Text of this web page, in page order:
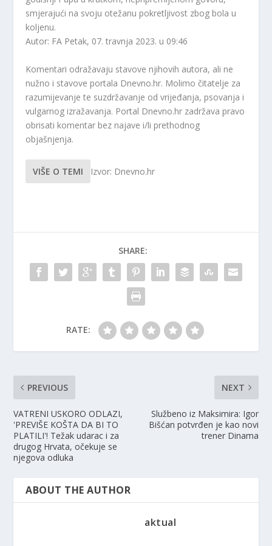
smjerajući na svoju otežanu pokretljivost zbog bola u
koljenu.
Autor: FA Petak, 07. travnja 2023. u 09:46
Komentari odražavaju stavove njihovih autora, ali ne
nužno i stavove portala Dnevno.hr. Molimo čitatelje za
razumijevanje te suzdržavanje od vrijeđanja, psovanja i
vulgarnog izražavanja. Portal Dnevno.hr zadržava pravo
obrisati komentar bez najave i/li prethodnog
objašnjenja.
VIŠE O TEMI Izvor: Dnevno.hr
SHARE:
RATE:
PREVIOUS
VATRENI USKORO ODLAZI,
'PREVIŠE KOŠTA DA BI TO
PLATILI'! Težak udarac i za
drugog Hrvata, očekuje se
njegova odluka
NEXT
Službeno iz Maksimira: Igor
Bišćan potvrđen je kao novi
trener Dinama
ABOUT THE AUTHOR
aktual